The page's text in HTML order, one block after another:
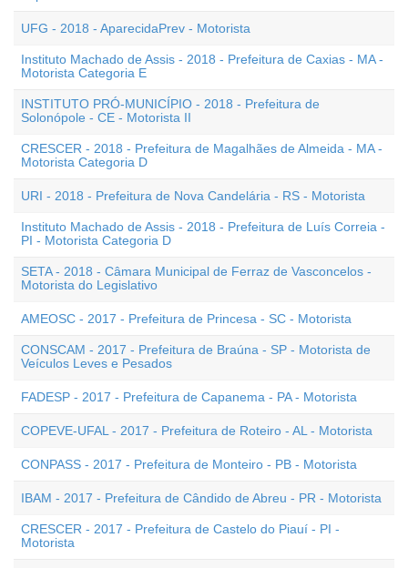
UFG - 2018 - AparecidaPrev - Motorista
Instituto Machado de Assis - 2018 - Prefeitura de Caxias - MA -
Motorista Categoria E
INSTITUTO PRÓ-MUNICÍPIO - 2018 - Prefeitura de
Solonópole - CE - Motorista II
CRESCER - 2018 - Prefeitura de Magalhães de Almeida - MA -
Motorista Categoria D
URI - 2018 - Prefeitura de Nova Candelária - RS - Motorista
Instituto Machado de Assis - 2018 - Prefeitura de Luís Correia -
PI - Motorista Categoria D
SETA - 2018 - Câmara Municipal de Ferraz de Vasconcelos -
Motorista do Legislativo
AMEOSC - 2017 - Prefeitura de Princesa - SC - Motorista
CONSCAM - 2017 - Prefeitura de Braúna - SP - Motorista de
Veículos Leves e Pesados
FADESP - 2017 - Prefeitura de Capanema - PA - Motorista
COPEVE-UFAL - 2017 - Prefeitura de Roteiro - AL - Motorista
CONPASS - 2017 - Prefeitura de Monteiro - PB - Motorista
IBAM - 2017 - Prefeitura de Cândido de Abreu - PR - Motorista
CRESCER - 2017 - Prefeitura de Castelo do Piauí - PI -
Motorista